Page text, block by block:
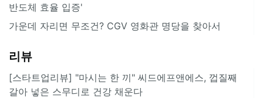
반도체 효율 입증'
가운데 자리면 무조건? CGV 영화관 명당을 찾아서
리뷰
[스타트업리뷰] "마시는 한 끼" 씨드에프앤에스, 껍질째
갈아 넣은 스무디로 건강 채운다